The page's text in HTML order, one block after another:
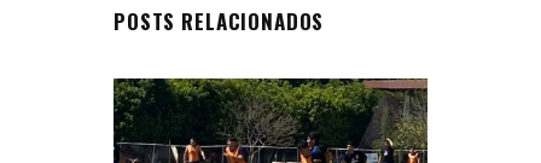
POSTS RELACIONADOS